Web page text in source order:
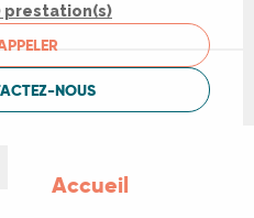
Accueil
prestation(s)
NOUS